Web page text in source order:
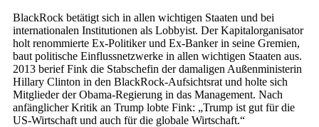
BlackRock betätigt sich in allen wichtigen Staaten und bei
internationalen Institutionen als Lobbyist. Der Kapitalorganisator
holt renommierte Ex-Politiker und Ex-Banker in seine Gremien,
baut politische Einflussnetzwerke in allen wichtigen Staaten aus.
2013 berief Fink die Stabschefin der damaligen Außenministerin
Hillary Clinton in den BlackRock-Aufsichtsrat und holte sich
Mitglieder der Obama-Regierung in das Management. Nach
anfänglicher Kritik an Trump lobte Fink: „Trump ist gut für die
US-Wirtschaft und auch für die globale Wirtschaft.“